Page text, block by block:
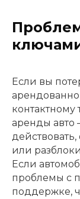
Если вы
контактному
аренды авто
или
Если
проблемы с
поддержке,